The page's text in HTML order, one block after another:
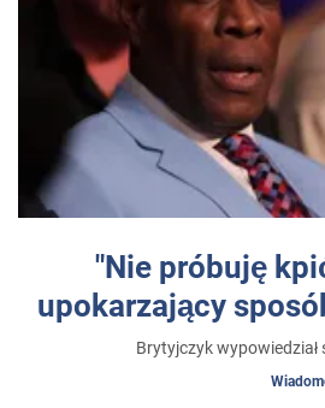
"Nie próbuję
upokarzający
Brytyjczyk